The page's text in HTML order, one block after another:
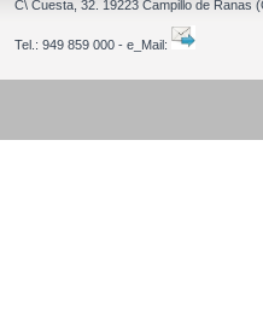
C\ Cuesta, 32. 19223 Campillo de Ranas
Tel.: 949 859 000 - e_Mail: